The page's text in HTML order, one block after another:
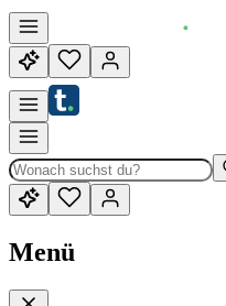
Menü